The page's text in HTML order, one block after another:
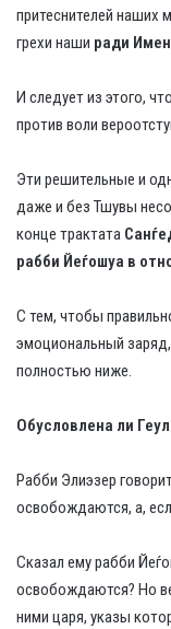
притеснителей наших
грехи наши ради
И следует из этого,
против воли
Эти решительные и
даже и без Тшувы
конце трактата
рабби Йеѓошуа в
С тем, чтобы
эмоциональный
полностью ниже.
Обусловлена ли
Рабби Элиэзер
освобождаются, а,
Сказал ему рабби
освобождаются? Но
ними царя, указы